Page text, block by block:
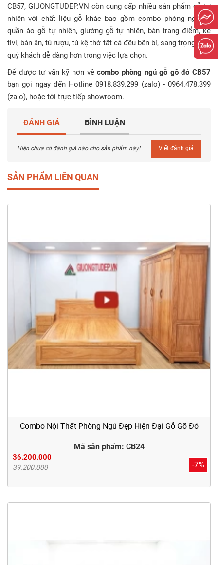
CB57, GIUONGTUDEP.VN còn cung cấp nhiều sản phẩm gỗ tự
nhiên với chất liệu gỗ khác bao gồm combo phòng ngủ, tủ
quần áo gỗ tự nhiên, giường gỗ tự nhiên, bàn trang điểm, kệ
tivi, bàn ăn, tủ rượu, tủ kệ thờ tất cả đều bền bỉ, sang trọng giúp
quý khách dễ dàng hơn trong việc lựa chọn.
Để được tư vấn kỹ hơn vềcombo phòng ngủ gỗ gõ đỏ CB57
bạn gọi ngay đến Hotline 0918.839.299 (zalo) - 0964.478.399
(zalo), hoặc tới trực tiếp showroom.
ĐÁNH GIÁ BÌNH LUẬN
Hiện chưa có đánh giá nào cho sản phẩm này! Viết đánh giá
SẢN PHẨM LIÊN QUAN
Combo Nội Thất Phòng Ngủ Đẹp Hiện Đại Gỗ Gõ Đỏ
Mã sản phẩm: CB24
36.200.000
39.200.000 -7%